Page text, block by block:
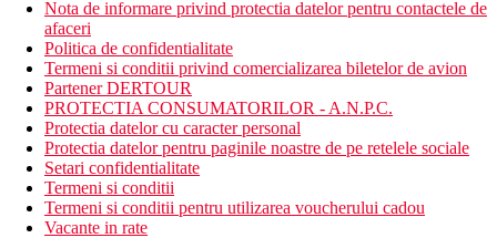
Plaja
plaja cu nisip, cu intrare treptata chiar langa hotel
bar pe plaja
sezlonguri si umbrele gratuite
Oferta sportivă
Gratuit: tenis de masa, fitness, darts, volei pe plaja, sauna.
Contra cost: biliard, sporturi nautice pe plaja.
Copii
Nota de informare privind protectia datelor pentru contactele de
afaceri
Politica de confidentialitate
Termeni si conditii privind comercializarea biletelor de avion
Partener DERTOUR
PROTECTIA CONSUMATORILOR - A.N.P.C.
Protectia datelor cu caracter personal
Protectia datelor pentru paginile noastre de pe retelele sociale
Setari confidentialitate
Termeni si conditii
Termeni si conditii pentru utilizarea voucherului cadou
Vacante in rate